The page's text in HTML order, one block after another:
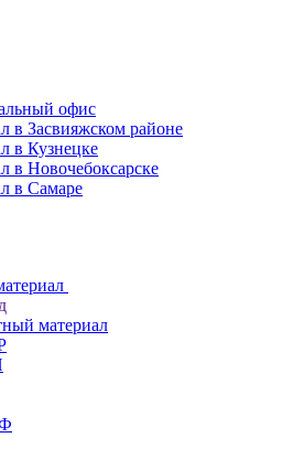
офис
в Засвияжском районе
в Кузнецке
в Новочебоксарске
в Самаре
материал